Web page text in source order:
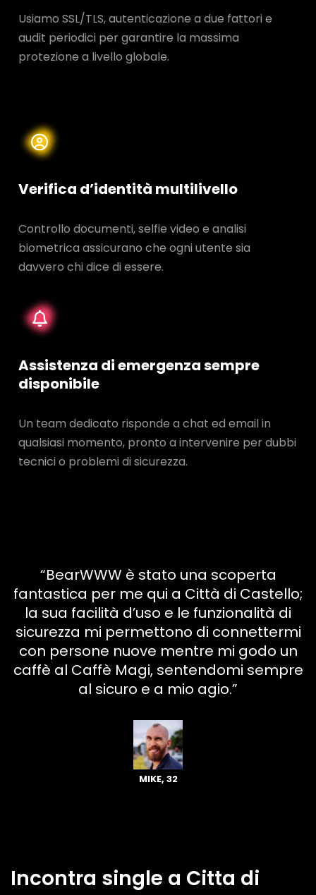
Usiamo SSL/TLS, autenticazione a due fattori e
audit periodici per garantire la massima
protezione a livello globale.
Verifica d’identità multilivello
Controllo documenti, selfie video e analisi
biometrica assicurano che ogni utente sia
davvero chi dice di essere.
Assistenza di emergenza sempre
disponibile
Un team dedicato risponde a chat ed email in
qualsiasi momento, pronto a intervenire per dubbi
tecnici o problemi di sicurezza.
“BearWWW è stato una scoperta
fantastica per me qui a Città di Castello;
la sua facilità d’uso e le funzionalità di
sicurezza mi permettono di connettermi
con persone nuove mentre mi godo un
caffè al Caffè Magi, sentendomi sempre
al sicuro e a mio agio.”
MIKE, 32
Incontra single a Citta di